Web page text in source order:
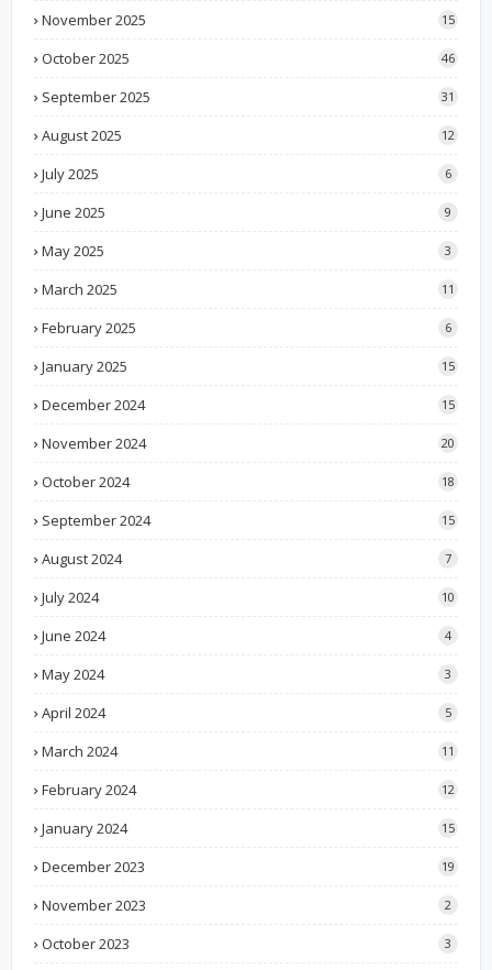
November 2025 15
October 2025 46
September 2025 31
August 2025 12
July 2025 6
June 2025 9
May 2025 3
March 2025 11
February 2025 6
January 2025 15
December 2024 15
November 2024 20
October 2024 18
September 2024 15
August 2024 7
July 2024 10
June 2024 4
May 2024 3
April 2024 5
March 2024 11
February 2024 12
January 2024 15
December 2023 19
November 2023 2
October 2023 3